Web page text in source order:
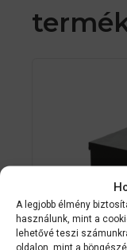
A legjobb élmény
használunk, mint a
lehetővé teszi
oldalon, mint a